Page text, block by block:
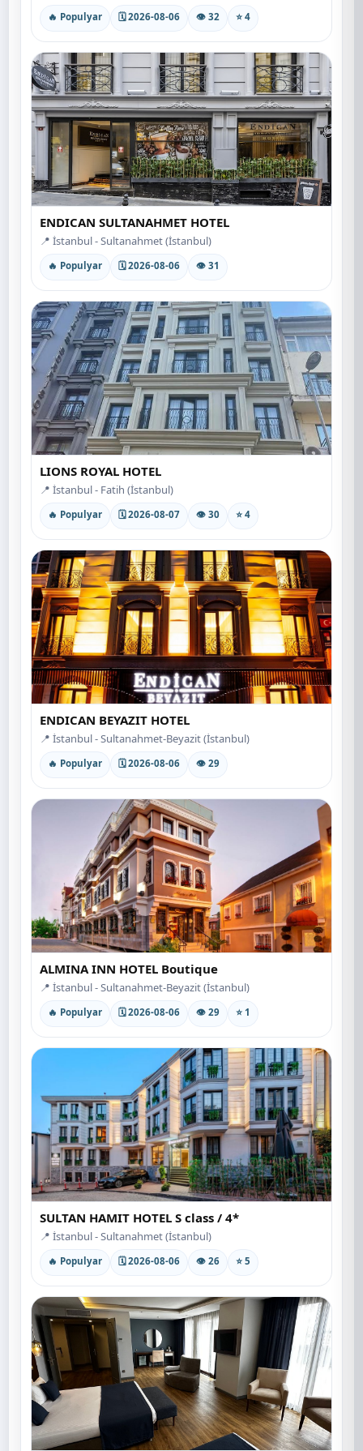
🔥 Populyar 🗓 2026-08-06 👁 32 ⭐ 4
ENDICAN SULTANAHMET HOTEL
📍 İstanbul - Sultanahmet (İstanbul)
🔥 Populyar 🗓 2026-08-06 👁 31
LIONS ROYAL HOTEL
📍 İstanbul - Fatih (İstanbul)
🔥 Populyar 🗓 2026-08-07 👁 30 ⭐ 4
ENDICAN BEYAZIT HOTEL
📍 İstanbul - Sultanahmet-Beyazit (İstanbul)
🔥 Populyar 🗓 2026-08-06 👁 29
ALMINA INN HOTEL Boutique
📍 İstanbul - Sultanahmet-Beyazit (İstanbul)
🔥 Populyar 🗓 2026-08-06 👁 29 ⭐ 1
SULTAN HAMIT HOTEL S class / 4*
📍 İstanbul - Sultanahmet (İstanbul)
🔥 Populyar 🗓 2026-08-06 👁 26 ⭐ 5